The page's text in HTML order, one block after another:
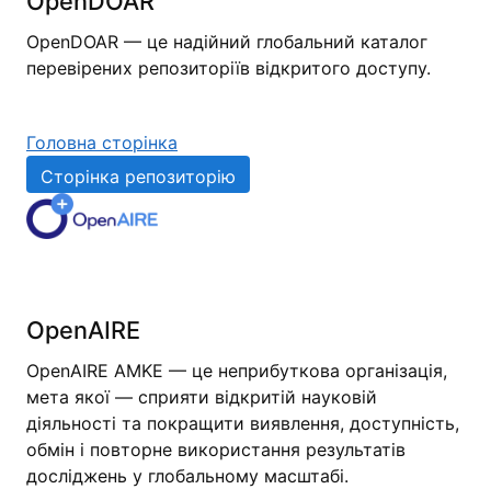
OpenDOAR — це надійний глобальний каталог
перевірених репозиторіїв відкритого доступу.
Головна сторінка
Сторінка репозиторію
OpenAIRE
OpenAIRE AMKE — це неприбуткова організація,
мета якої — сприяти відкритій науковій
діяльності та покращити виявлення, доступність,
обмін і повторне використання результатів
досліджень у глобальному масштабі.